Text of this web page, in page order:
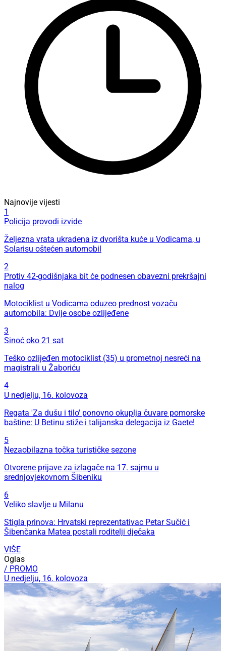
Najnovije vijesti
1
Policija provodi izvide
Željezna vrata ukradena iz dvorišta kuće u Vodicama, u
Solarisu oštećen automobil
2
Protiv 42-godišnjaka bit će podnesen obavezni prekršajni
nalog
Motociklist u Vodicama oduzeo prednost vozaču
automobila: Dvije osobe ozlijeđene
3
Sinoć oko 21 sat
Teško ozlijeđen motociklist (35) u prometnoj nesreći na
magistrali u Žaboriću
4
U nedjelju, 16. kolovoza
Regata 'Za dušu i tilo' ponovno okuplja čuvare pomorske
baštine: U Betinu stiže i talijanska delegacija iz Gaete!
5
Nezaobilazna točka turističke sezone
Otvorene prijave za izlagače na 17. sajmu u
srednjovjekovnom Šibeniku
6
Veliko slavlje u Milanu
Stigla prinova: Hrvatski reprezentativac Petar Sučić i
Šibenčanka Matea postali roditelji dječaka
VIŠE
Oglas
/ PROMO
U nedjelju, 16. kolovoza